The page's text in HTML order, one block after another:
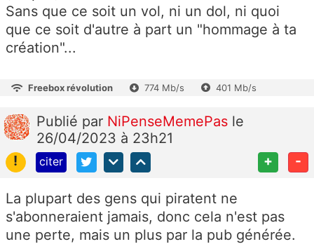
Sans que ce soit un vol, ni un dol, ni quoi
que ce soit d'autre à part un "hommage à ta
création"...
Freebox révolution 774 Mb/s 401 Mb/s
Publié par NiPenseMemePas le
26/04/2023 à 23h21
!
citer + -
La plupart des gens qui piratent ne
s'abonneraient jamais, donc cela n'est pas
une perte, mais un plus par la pub générée.